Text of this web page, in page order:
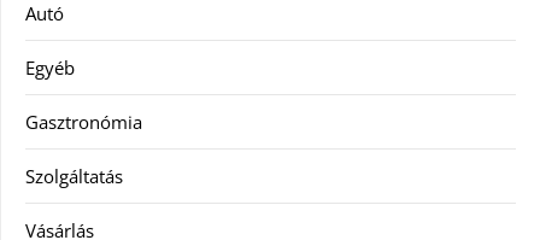
Autó
Egyéb
Gasztronómia
Szolgáltatás
Vásárlás